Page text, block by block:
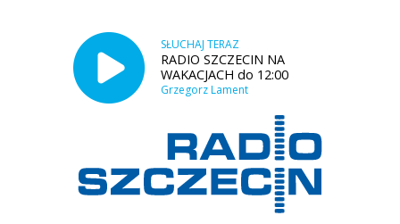
SŁUCHAJ TERAZ
RADIO SZCZECIN NA
WAKACJACH do 12:00
Grzegorz Lament